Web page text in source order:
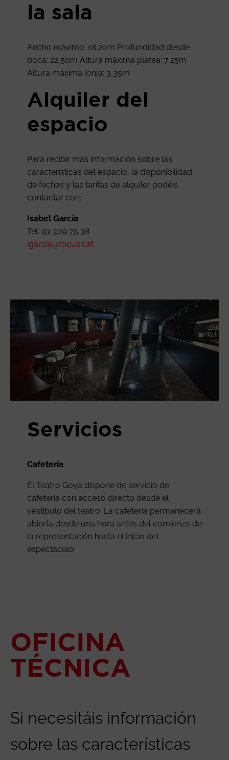
la sala
Ancho máximo: 18,20m Profundidad desde
boca: 22,50m Altura máxima platea: 7,25m
Altura máxima lonja: 3,35m
Alquiler del
espacio
Para recibir más información sobre las
características del espacio, la disponibilidad
de fechas y las tarifas de alquiler podéis
contactar con:
Isabel García
Tel. 93 309 75 38
igarcia@focus.cat
Servicios
Cafetería
El Teatro Goya dispone de servicio de
cafetería con acceso directo desde el
vestíbulo del teatro. La cafetería permanecerá
abierta desde una hora antes del comienzo de
la representación hasta el inicio del
espectáculo.
OFICINA
TÉCNICA
Si necesitáis información
sobre las características